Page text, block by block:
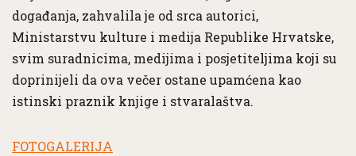
događanja, zahvalila je od srca autorici,
Ministarstvu kulture i medija Republike Hrvatske,
svim suradnicima, medijima i posjetiteljima koji su
doprinijeli da ova večer ostane upamćena kao
istinski praznik knjige i stvaralaštva.
FOTOGALERIJA